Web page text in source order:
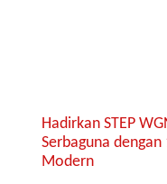
Hadirkan STEP
Serbaguna
Modern